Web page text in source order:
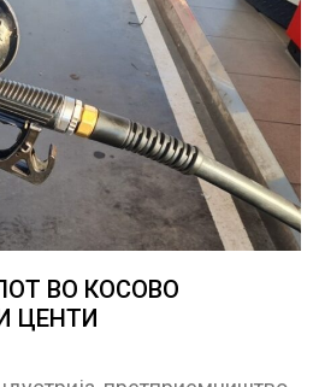
ВО КОСОВО
ЦЕНТИ